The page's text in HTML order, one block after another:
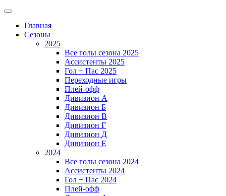
Главная
Сезоны
2025
Все голы сезона 2025
Ассистенты 2025
Гол + Пас 2025
Переходные игры
Плей-офф
Дивизион A
Дивизион Б
Дивизион В
Дивизион Г
Дивизион Д
Дивизион Е
2024
Все голы сезона 2024
Ассистенты 2024
Гол + Пас 2024
Плей-офф